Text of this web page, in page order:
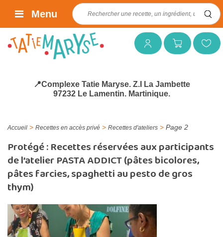
Mon compteMon panierMes favoris
Rechercher :
Menu
📍Complexe Tatie Maryse. Z.I La Jambette
97232 Le Lamentin. Martinique.
Accueil > Recettes en accès privé > Recettes d'ateliers > Page 2
Protégé : Recettes réservées aux participants
de l’atelier PASTA ADDICT (pâtes bicolores,
pâtes farcies, spaghetti au pesto de gros
thym)